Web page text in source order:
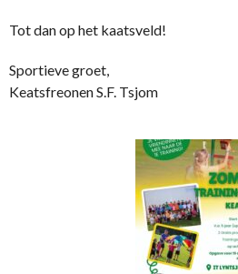
Tot dan op het kaatsveld!
Sportieve groet,
Keatsfreonen S.F. Tsjom